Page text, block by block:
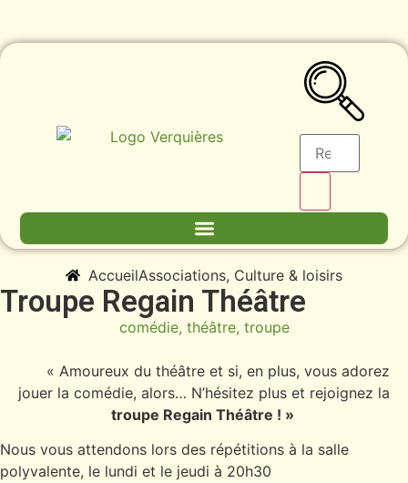
AccueilAssociations, Culture & loisirs
Troupe Regain Théâtre
comédie, théâtre, troupe
« Amoureux du théâtre et si, en plus, vous adorez
jouer la comédie, alors… N’hésitez plus et rejoignez la
troupe Regain Théâtre ! »
Nous vous attendons lors des répétitions à la salle
polyvalente, le lundi et le jeudi à 20h30